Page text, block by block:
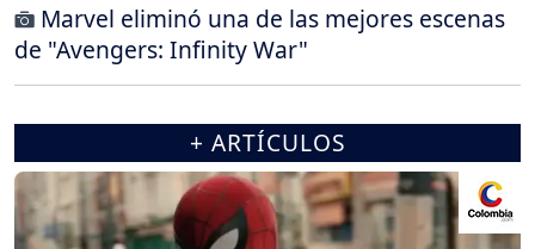
Marvel eliminó una de las mejores escenas
de "Avengers: Infinity War"
+ ARTÍCULOS